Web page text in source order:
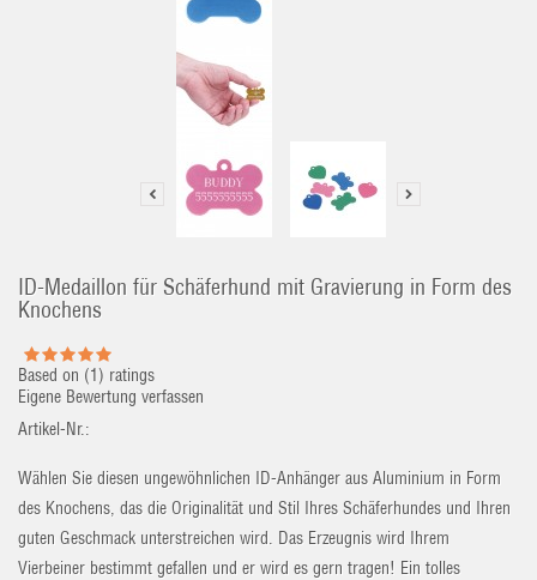
ID-Medaillon für Schäferhund mit Gravierung in Form des
Knochens
Based on (1) ratings
Eigene Bewertung verfassen
Artikel-Nr.:
Wählen Sie diesen ungewöhnlichen ID-Anhänger aus Aluminium in Form
des Knochens, das die Originalität und Stil Ihres Schäferhundes und Ihren
guten Geschmack unterstreichen wird. Das Erzeugnis wird Ihrem
Vierbeiner bestimmt gefallen und er wird es gern tragen! Ein tolles